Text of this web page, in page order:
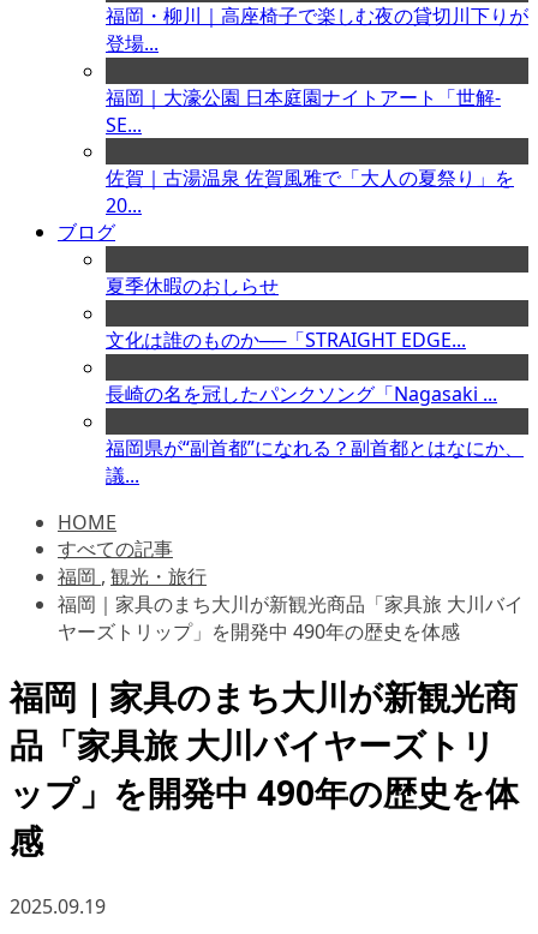
福岡・柳川｜高座椅子で楽しむ夜の貸切川下りが
登場...
福岡｜大濠公園 日本庭園ナイトアート「世解-
SE...
佐賀｜古湯温泉 佐賀風雅で「大人の夏祭り」を
20...
ブログ
夏季休暇のおしらせ
文化は誰のものか──「STRAIGHT EDGE...
長崎の名を冠したパンクソング「Nagasaki ...
福岡県が“副首都”になれる？副首都とはなにか、
議...
HOME
すべての記事
福岡 , 観光・旅行
福岡｜家具のまち大川が新観光商品「家具旅 大川バイ
ヤーズトリップ」を開発中 490年の歴史を体感
福岡｜家具のまち大川が新観光商
品「家具旅 大川バイヤーズトリ
ップ」を開発中 490年の歴史を体
感
2025.09.19